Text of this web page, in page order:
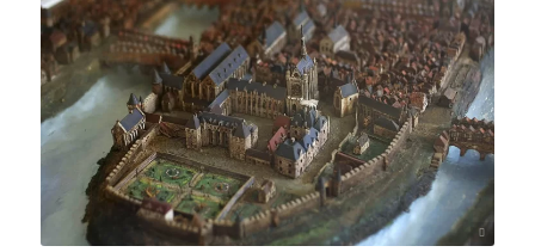
Adrian Scottow / flickr.com / CC BY-SA 2.0